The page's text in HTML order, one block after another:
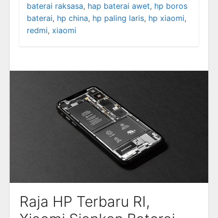
baterai raksasa, hap baterai awet, hp boros
baterai, hp china, hp paling laris, hp xiaomi,
redmi, xiaomi
Raja HP Terbaru RI,